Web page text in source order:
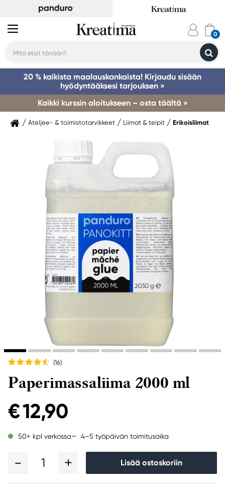
20 % kaikista maalauskankaista! Kirjaudu sisään
hyödyntääksesi tarjouksen »
Kaikki kurssin aloitukseen – osta täältä »
Ateljee- & toimistotarvikkeet Liimat & teipit Erikoisliimat
(16)
Paperimassaliima 2000 ml
€ 12,90
50+ kpl verkossa 4–5 työpäivän toimitusaika
1 Lisää ostoskoriin